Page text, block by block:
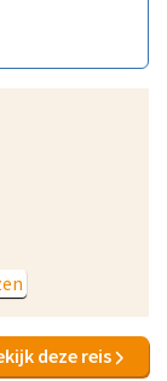
deze reis